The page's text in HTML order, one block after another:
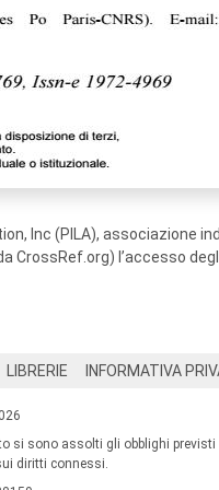
Inc (PILA), associazione
l’accesso
LIBRERIE INFORMATIVA
si sono assolti gli obblighi previsti
diritti connessi.